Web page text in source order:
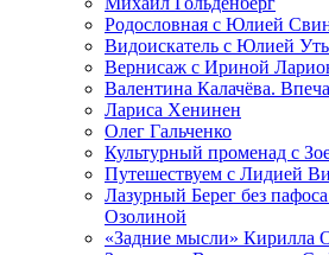
Родословная с Юлией
Видоискатель с Юлией
Вернисаж с Ириной
Валентина Калачёва.
Лариса Хенинен
Олег Гальченко
Культурный променад с
Путешествуем с Лидией
Лазурный Берег без
Озолиной
«Задние мысли» Кирилла